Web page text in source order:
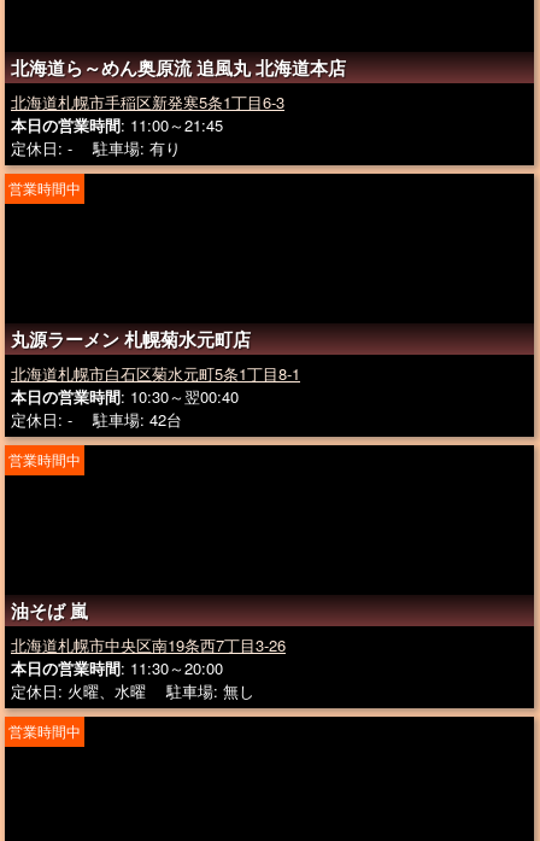
北海道ら～めん奥原流 追風丸 北海道本店
北海道札幌市手稲区新発寒5条1丁目6-3
本日の営業時間: 11:00～21:45
定休日: - 駐車場: 有り
丸源ラーメン 札幌菊水元町店
営業時間中
北海道札幌市白石区菊水元町5条1丁目8-1
本日の営業時間: 10:30～翌00:40
定休日: - 駐車場: 42台
油そば 嵐
営業時間中
北海道札幌市中央区南19条西7丁目3-26
本日の営業時間: 11:30～20:00
定休日: 火曜、水曜 駐車場: 無し
営業時間中